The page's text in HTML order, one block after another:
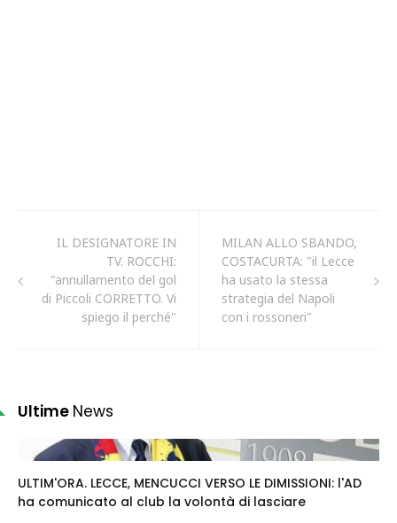
IL DESIGNATORE IN
TV. ROCCHI:
"annullamento del gol
di Piccoli CORRETTO. Vi
spiego il perché"
MILAN ALLO SBANDO,
COSTACURTA: "il Lecce
ha usato la stessa
strategia del Napoli
con i rossoneri"
Ultime News
ULTIM'ORA. LECCE, MENCUCCI VERSO LE DIMISSIONI: l'AD
ha comunicato al club la volontà di lasciare